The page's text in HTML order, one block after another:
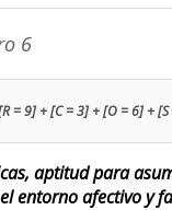
6
= 9] + [C = 3] + [O = 6] +
aptitud para
entorno afectivo y